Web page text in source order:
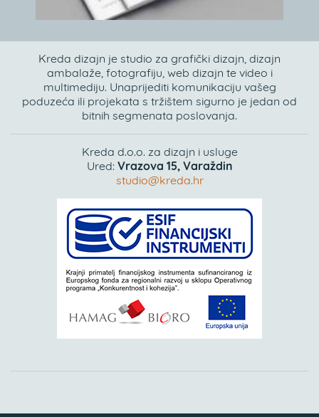
Kreda dizajn je studio za grafički dizajn, dizajn
ambalaže, fotografiju, web dizajn te video i
multimediju. Unaprijediti komunikaciju vašeg
poduzeća ili projekata s tržištem sigurno je jedan od
bitnih segmenata poslovanja.
Kreda d.o.o. za dizajn i usluge
Ured: Vrazova 15, Varaždin
studio@kreda.hr